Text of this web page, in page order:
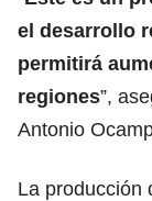
el desarrollo
permitirá
regiones”,
Antonio
La producción